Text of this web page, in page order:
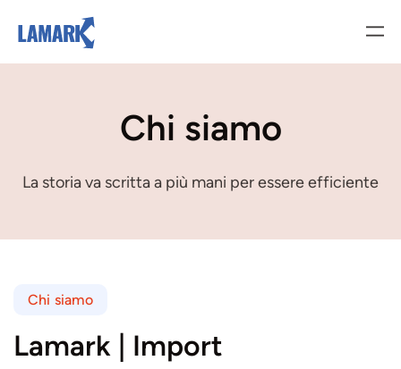
Chi siamo
La storia va scritta a più mani per essere efficiente
Chi siamo
Lamark | Import